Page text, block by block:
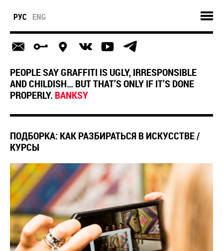
РУС ENG
PEOPLE SAY GRAFFITI IS UGLY, IRRESPONSIBLE
AND CHILDISH… BUT THAT’S ONLY IF IT’S DONE
PROPERLY. BANKSY
ПОДБОРКА: КАК РАЗБИРАТЬСЯ В ИСКУССТВЕ /
КУРСЫ